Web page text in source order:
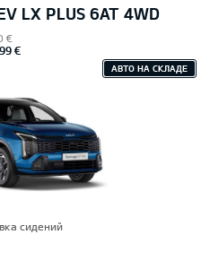
LX PLUS 6AT 4WD
€
€
АВТО НА СКЛАДЕ
сидений